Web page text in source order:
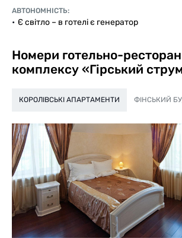
АВТОНОМНІСТЬ:
Є світло – в готелі є генератор
Номери готельно-
комплексу «Гірський
КОРОЛІВСЬКІ АПАРТАМЕНТИ ФІНСЬКИЙ